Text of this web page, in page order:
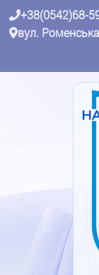
+38(0542)68-
вул.